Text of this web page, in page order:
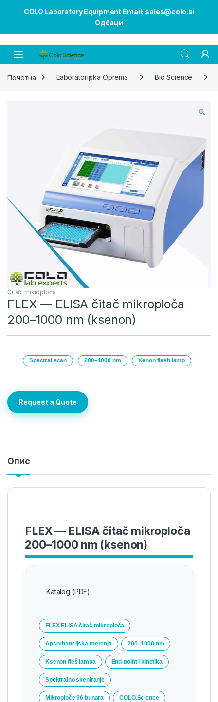
COLO Laboratory Equipment Email: sales@colo.si
Одбаци
Open
Почетна Laboratorijska Oprema Bio Science
Čitači mikroploča
FLEX — ELISA čitač mikroploča
200–1000 nm (ksenon)
Spectral scan 200–1000 nm Xenon flash lamp
Request a Quote
Опис
FLEX — ELISA čitač mikroploča
200–1000 nm (ksenon)
Katalog (PDF)
FLEX ELISA čitač mikroploča
Apsorbancijska merenja 200–1000 nm
Ksenon fleš lampa End-point i kinetika
Spektralno skeniranje
Mikroploče 96 bunara COLO.Science